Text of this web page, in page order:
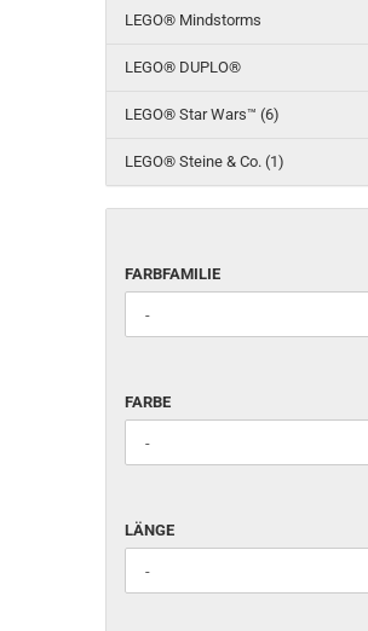
LEGO® Mindstorms
LEGO® DUPLO®
LEGO® Star Wars™ (6)
LEGO® Steine & Co. (1)
FARBFAMILIE
FARBFAMILIE
FARBE
FARBE
LÄNGE
LÄNGE